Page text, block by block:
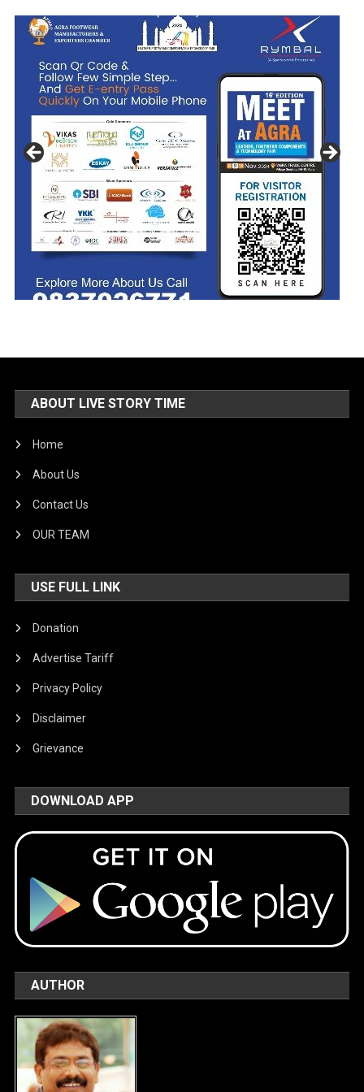
ABOUT LIVE STORY TIME
Home
About Us
Contact Us
OUR TEAM
USE FULL LINK
Donation
Advertise Tariff
Privacy Policy
Disclaimer
Grievance
DOWNLOAD APP
AUTHOR